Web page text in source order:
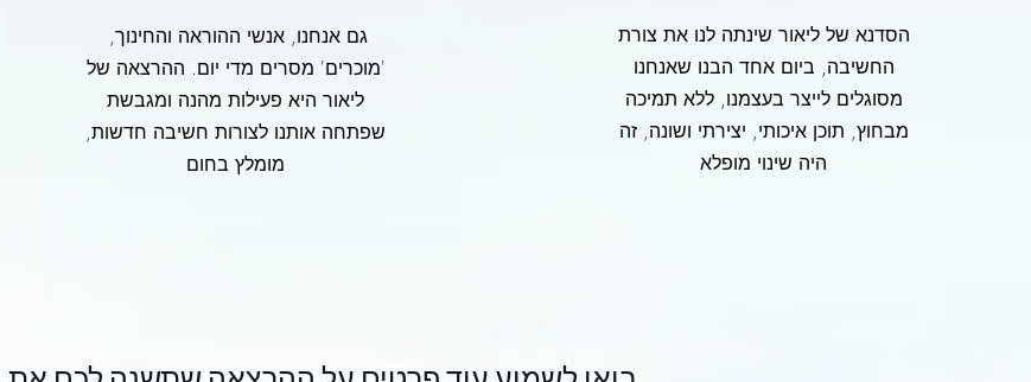
'מוכרים' מסרים מדי יום. ההרצאה של
ליאור היא פעילות מהנה ומגבשת
שפתחה אותנו לצורות חשיבה חדשות,
מומלץ בחום
הסדנא של ליאור שינתה לנו את צורת
החשיבה, ביום אחד הבנו שאנחנו
מסוגלים לייצר בעצמנו, ללא תמיכה
מבחוץ, תוכן איכותי, יצירתי ושונה, זה
היה שינוי מופלא